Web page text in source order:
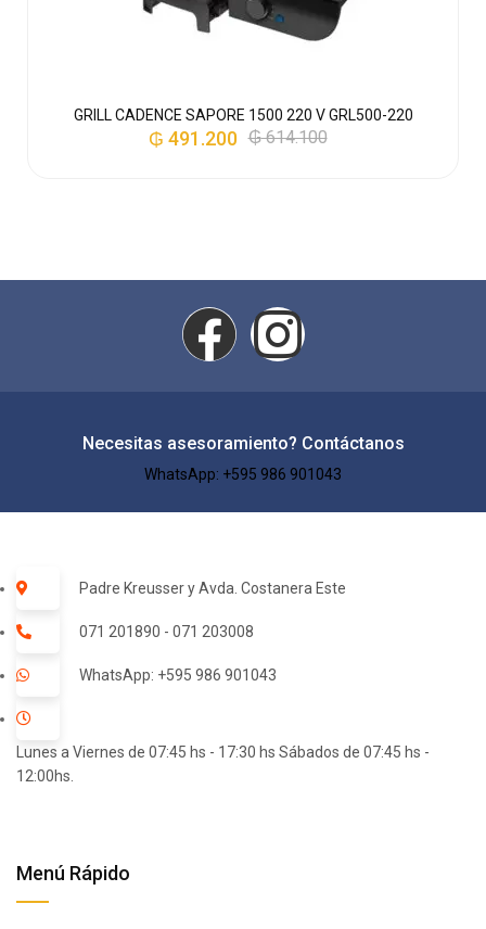
GRILL CADENCE SAPORE 1500 220 V GRL500-220
₲614.100
₲ 491.200
Necesitas asesoramiento? Contáctanos
WhatsApp: +595 986 901043​
Padre Kreusser y Avda. Costanera Este
071 201890 - 071 203008
WhatsApp: +595 986 901043
Lunes a Viernes de 07:45 hs - 17:30 hs Sábados de 07:45 hs -
12:00hs.
Menú Rápido